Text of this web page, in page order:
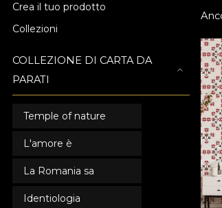
Crea il tuo prodotto
Collezioni
COLLEZIONE DI CARTA DA
PARATI
Temple of nature
L'amore è
La Romania sa
Identiologia